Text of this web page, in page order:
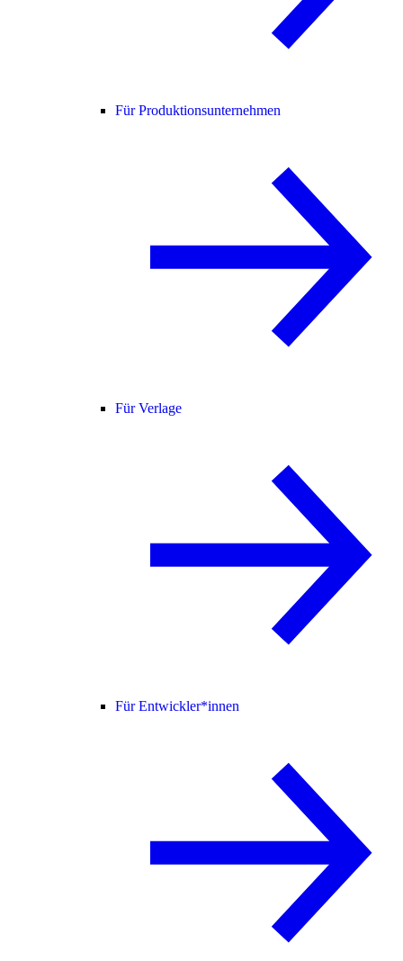
Für Produktionsunternehmen
Für Verlage
Für Entwickler*innen